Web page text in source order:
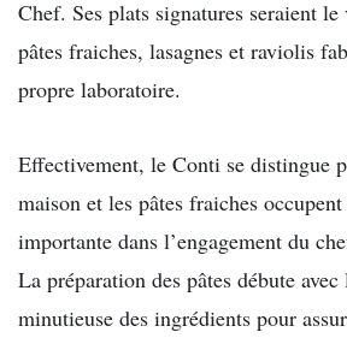
Chef. Ses plats signatures seraient
pâtes fraiches, lasagnes et raviolis
propre laboratoire.
Effectivement, le Conti se distingue
maison et les pâtes fraiches
importante dans l’engagement du
La préparation des pâtes débute
minutieuse des ingrédients pour